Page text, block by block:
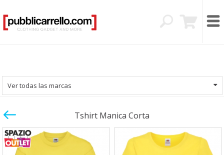
Ver todas las marcas
Tshirt Manica Corta